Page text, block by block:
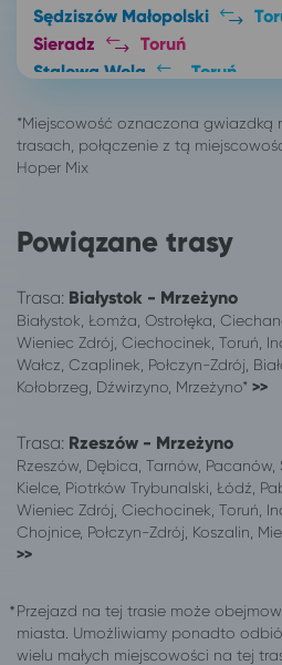
Sędziszów Małopolski
Sieradz
Toruń
Stalowa Wola
Toruń
Szczecin
Toruń
Tarnów
Toruń
Toruń
Toruń
Reda
Toruń
Sianożęty
Toruń
Częstochowa
Toruń
Sopot
Toruń
Sarbinowo gm.
Kazimierz Dolny
Toruń
Konstancin-
Toruń
Giżycko
Toruń
Jedlina-Zdrój
Toruń
Szczawno-Zdrój
Toruń
Kamień Pomorski
Toruń
Wisełka
Powiązane trasy
Trasa: Białystok - Mrzeżyno
Białystok, Łomża, Ostrołęka,
Wieniec Zdrój, Ciechocinek, Toruń,
Wałcz, Czaplinek, Połczyn-Zdrój,
Kołobrzeg, Dźwirzyno, Mrzeżyno* >>
Trasa: Rzeszów - Mrzeżyno
Rzeszów, Dębica, Tarnów, Pacanów,
Kielce, Piotrków Trybunalski, Łódź,
Wieniec Zdrój, Ciechocinek, Toruń,
Chojnice, Połczyn-Zdrój, Koszalin,
>>
Przejazd na tej trasie może
miasta. Umożliwiamy ponadto
wielu małych miejscowości na tej